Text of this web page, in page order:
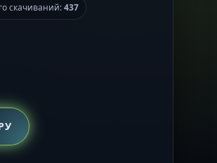
скачиваний:437